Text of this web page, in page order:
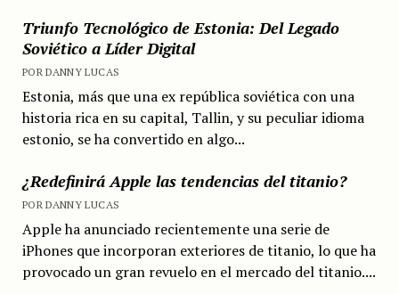
Triunfo Tecnológico de Estonia: Del Legado
Soviético a Líder Digital
POR DANNY LUCAS
Estonia, más que una ex república soviética con una
historia rica en su capital, Tallin, y su peculiar idioma
estonio, se ha convertido en algo...
¿Redefinirá Apple las tendencias del titanio?
POR DANNY LUCAS
Apple ha anunciado recientemente una serie de
iPhones que incorporan exteriores de titanio, lo que ha
provocado un gran revuelo en el mercado del titanio....